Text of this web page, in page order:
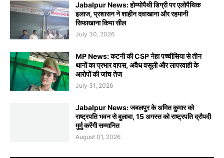
Jabalpur News: होम्योपैथी डिग्री पर एलोपैथिक
इलाज, प्रशासन ने शाहीन दवाखाना और रहमानी
सिफाखाना किया सील
July 30, 2026
MP News: कटनी की CSP नेहा पच्चीसिया से तीन
थानों का प्रभार वापस, अवैध वसूली और लापरवाही के
आरोपों की जांच तेज
July 31, 2026
Jabalpur News: जबलपुर के अमित कुमार को
राष्ट्रपति भवन से बुलावा, 15 अगस्त को राष्ट्रपति द्रौपदी
मुर्मु करेंगी सम्मानित
August 01, 2026